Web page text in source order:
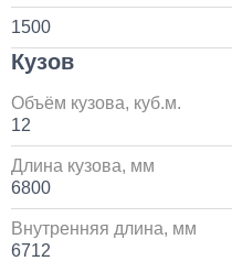
1500
Кузов
Объём кузова, куб.м.
12
Длина кузова, мм
6800
Внутренняя длина, мм
6712